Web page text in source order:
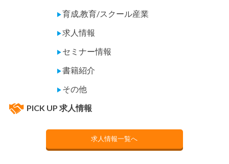
▶育成,教育/スクール産業
▶求人情報
▶ セミナー情報
▶書籍紹介
▶ その他
PICK UP 求人情報
求人情報一覧へ